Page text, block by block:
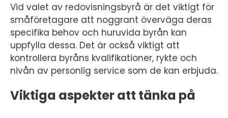
Vid valet av redovisningsbyrå är det viktigt för
småföretagare att noggrant överväga deras
specifika behov och huruvida byrån kan
uppfylla dessa. Det är också viktigt att
kontrollera byråns kvalifikationer, rykte och
nivån av personlig service som de kan erbjuda.
Viktiga aspekter att tänka på